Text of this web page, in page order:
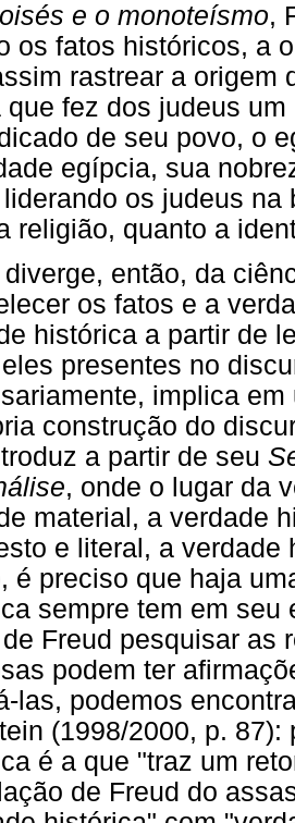
e o monoteísmo,
os fatos históricos, a
rastrear a origem
que fez dos judeus
de seu povo, o
egípcia, sua
os judeus na
religião, quanto a
diverge, então, da
os fatos e a
histórica a partir de
presentes no
implica
construção do
a partir de seu
, onde o lugar da
material, a verdade
e literal, a
é preciso que haja
sempre tem em
Freud pesquisar as
podem ter
las, podemos
(1998/2000, p.
é a que "traz um
de Freud do